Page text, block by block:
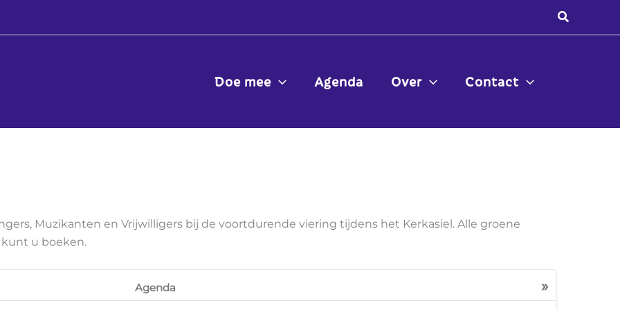
Zoeken
Doe mee Agenda Over Contact
Muzikanten en Vrijwilligers bij de voortdurende viering tijdens het Kerkasiel. Alle groene
u boeken.
Agenda »